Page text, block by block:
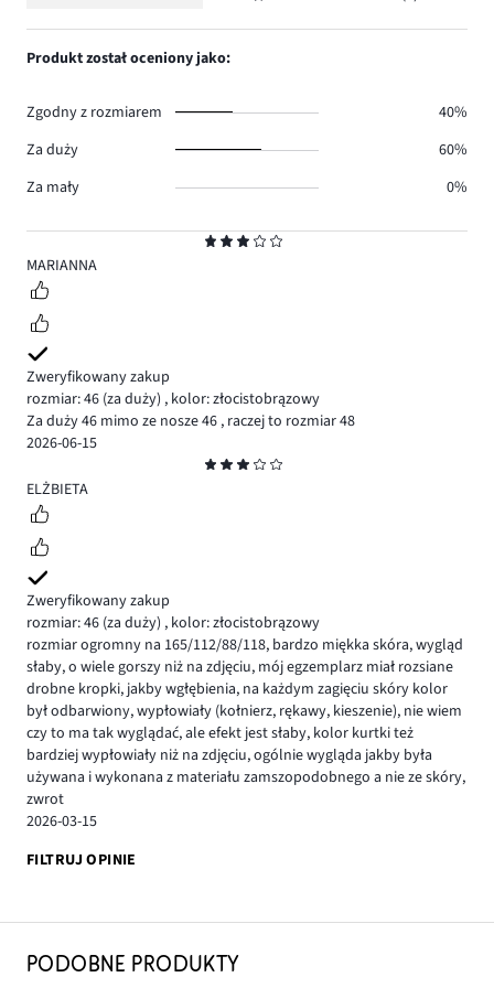
3
MARIANNA
Zweryfikowany zakup
rozmiar: 46 (za duży) , kolor: złocistobrązowy
Za duży 46 mimo ze nosze 46 , raczej to rozmiar 48
2026-06-15
3
ELŻBIETA
Zweryfikowany zakup
rozmiar: 46 (za duży) , kolor: złocistobrązowy
rozmiar ogromny na 165/112/88/118, bardzo miękka skóra, wygląd
słaby, o wiele gorszy niż na zdjęciu, mój egzemplarz miał rozsiane
drobne kropki, jakby wgłębienia, na każdym zagięciu skóry kolor
był odbarwiony, wypłowiały (kołnierz, rękawy, kieszenie), nie wiem
czy to ma tak wyglądać, ale efekt jest słaby, kolor kurtki też
bardziej wypłowiały niż na zdjęciu, ogólnie wygląda jakby była
używana i wykonana z materiału zamszopodobnego a nie ze skóry,
zwrot
2026-03-15
FILTRUJ OPINIE
Ocena
1,
Produkt został oceniony jako:
Zgodny z rozmiarem
40%
Za duży
60%
Za mały
0%
PODOBNE PRODUKTY